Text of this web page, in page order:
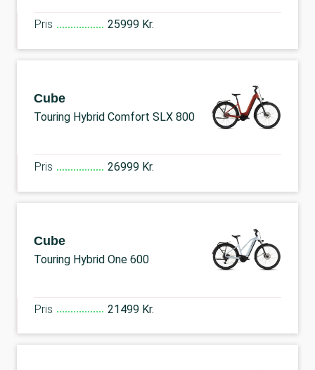
Pris 25999 Kr.
Cube
Touring Hybrid Comfort SLX 800
Pris 26999 Kr.
Cube
Touring Hybrid One 600
Pris 21499 Kr.